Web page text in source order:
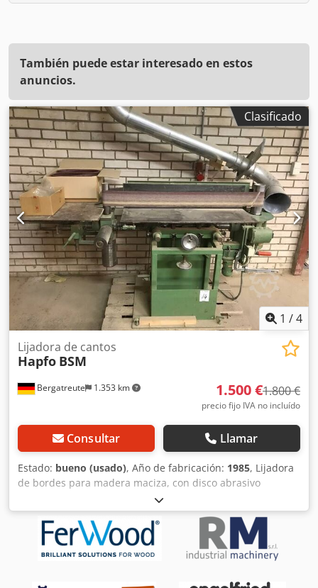
También puede estar interesado en estos
anuncios.
Clasificado
1 /4
Bergatreute 1.353 km
Lijadora de cantos
Hapfo BSM
1.500 €1.800 €
precio fijo IVA no incluído
Consultar Llamar
Estado: bueno (usado), Año de fabricación: 1985, Lijadora
de bordes para madera maciza, con disco abrasivo
estrellado para curvas, con oscilación. Cjdpfxoir Ukuo
Albeha